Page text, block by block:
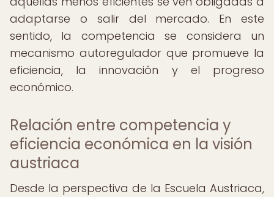
adaptarse o salir del mercado. En este
sentido, la competencia se considera un
mecanismo autoregulador que promueve la
eficiencia, la innovación y el progreso
económico.
Relación entre competencia y
eficiencia económica en la visión
austriaca
Desde la perspectiva de la Escuela Austriaca,